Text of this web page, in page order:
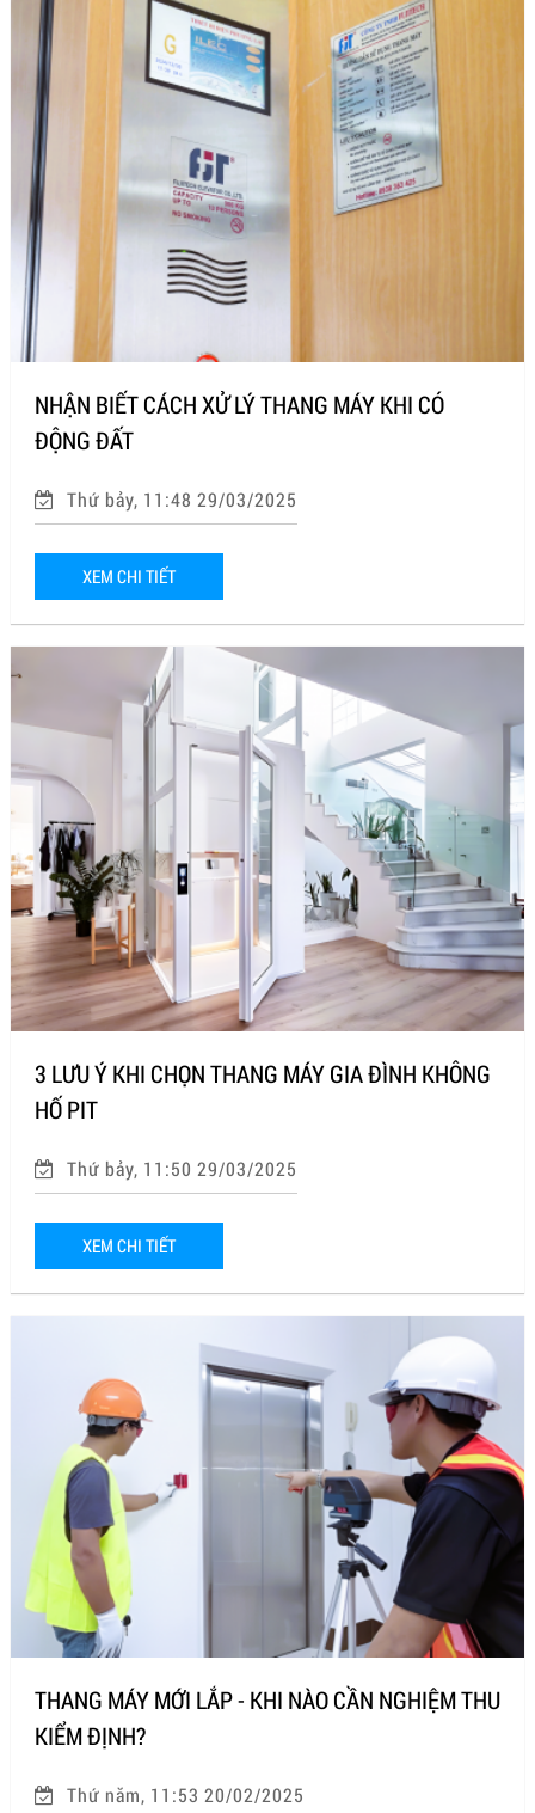
NHẬN BIẾT CÁCH XỬ LÝ THANG MÁY KHI CÓ
ĐỘNG ĐẤT
Thứ bảy, 11:48 29/03/2025
XEM CHI TIẾT
3 LƯU Ý KHI CHỌN THANG MÁY GIA ĐÌNH KHÔNG
HỐ PIT
Thứ bảy, 11:50 29/03/2025
XEM CHI TIẾT
THANG MÁY MỚI LẮP - KHI NÀO CẦN NGHIỆM THU
KIỂM ĐỊNH?
Thứ năm, 11:53 20/02/2025